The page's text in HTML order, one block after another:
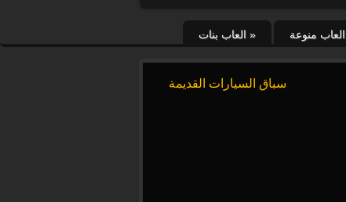
العاب منوعة العاب بنات »
سباق السيارات القديمة